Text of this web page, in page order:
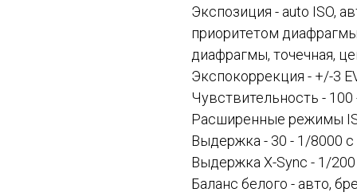
Экспозиция - auto ISO,
приоритетом
диафрагмы, точечная,
Экспокоррекция - +/-3
Чувствительность - 100
Расширенные режимы
Выдержка - 30 - 1/8000 с
Выдержка X-Sync - 1/
Баланс белого - авто,